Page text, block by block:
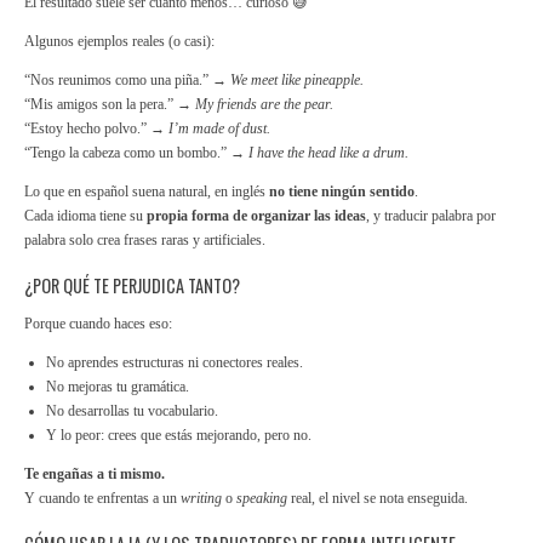
Algunos ejemplos reales (o casi):
“Nos reunimos como una piña.” → We meet like pineapple.
“Mis amigos son la pera.” → My friends are the pear.
“Estoy hecho polvo.” → I’m made of dust.
“Tengo la cabeza como un bombo.” → I have the head like a drum.
Lo que en español suena natural, en inglés no tiene ningún sentido.
Cada idioma tiene su propia forma de organizar las ideas, y traducir palabra por
palabra solo crea frases raras y artificiales.
¿POR QUÉ TE PERJUDICA TANTO?
Porque cuando haces eso:
No aprendes estructuras ni conectores reales.
No mejoras tu gramática.
No desarrollas tu vocabulario.
Y lo peor: crees que estás mejorando, pero no.
Te engañas a ti mismo.
Y cuando te enfrentas a un writing o speaking real, el nivel se nota enseguida.